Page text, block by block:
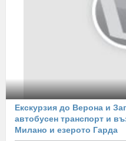
Екскурзия до Верона и
автобусен транспорт и
Милано и езерото Гарда